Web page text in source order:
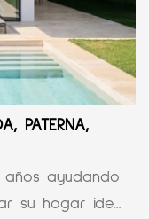
PATERNA,
años ayudando
su hogar ide...